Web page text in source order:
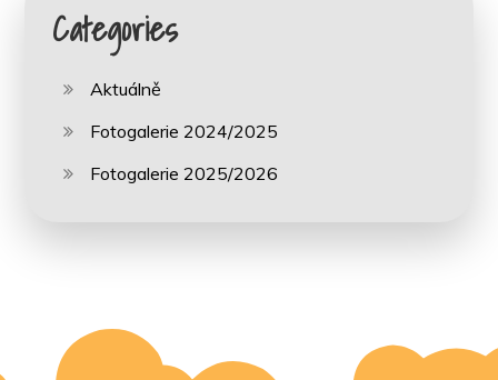
Categories
Aktuálně
Fotogalerie 2024/2025
Fotogalerie 2025/2026